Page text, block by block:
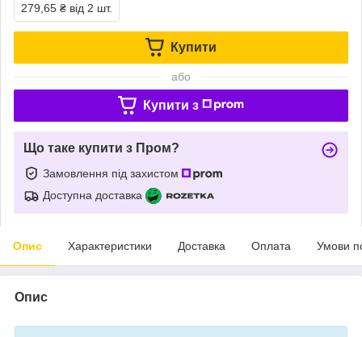
279,65 ₴ від 2 шт.
Купити
або
Купити з
Що таке купити з Пром?
Замовлення під захистом
Доступна доставка
Опис Характеристики Доставка Оплата Умови
Опис